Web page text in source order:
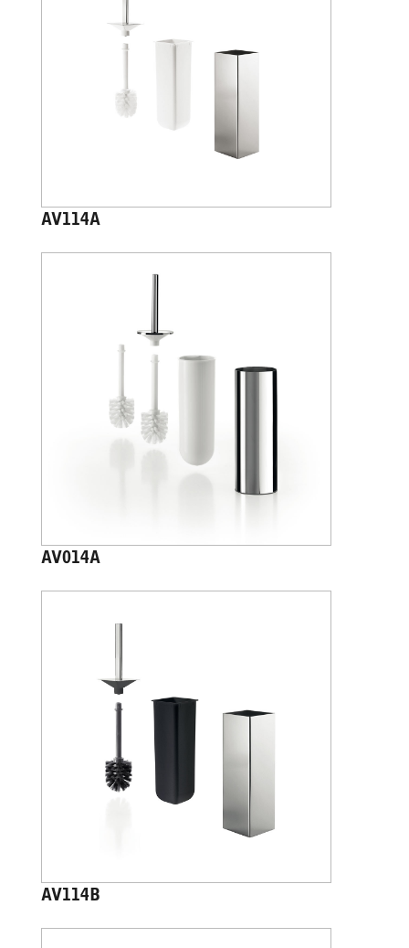
AV114A
AV014A
AV114B